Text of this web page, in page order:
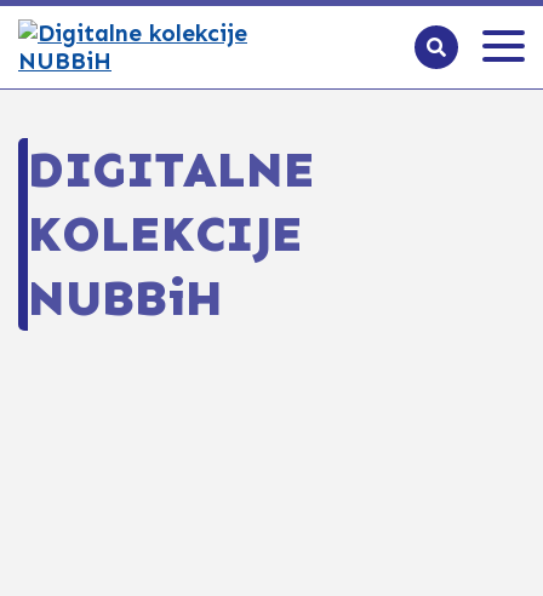
DIGITALNE
KOLEKCIJE
NUBBiH